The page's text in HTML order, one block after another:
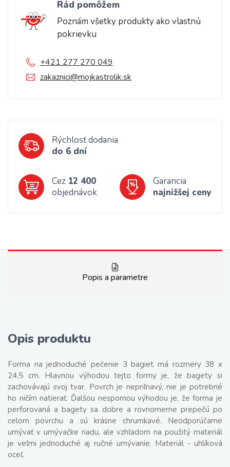
Rád pomôžem
Poznám všetky produkty ako vlastnú
pokrievku
+421 277 270 049
zakaznici@mojkastrolik.sk
Rýchlosť dodania
do 6 dní
Cez 12 400
objednávok
Garancia
najnižšej ceny
Popis a parametre
Opis produktu
Forma na jednoduché pečenie 3 bagiet má rozmery 38 x
24,5 cm. Hlavnou výhodou tejto formy je, že bagety si
zachovávajú svoj tvar. Povrch je nepriľnavý, nie je potrebné
ho ničím natierať. Ďalšou nespornou výhodou je, že forma je
perforovaná a bagety sa dobre a rovnomerne prepečú po
celom povrchu a sú krásne chrumkavé. Neodporúčame
umývať v umývačke riadu, ale vzhľadom na použitý materiál
je veľmi jednoduché aj ručné umývanie. Materiál - uhlíková
oceľ.